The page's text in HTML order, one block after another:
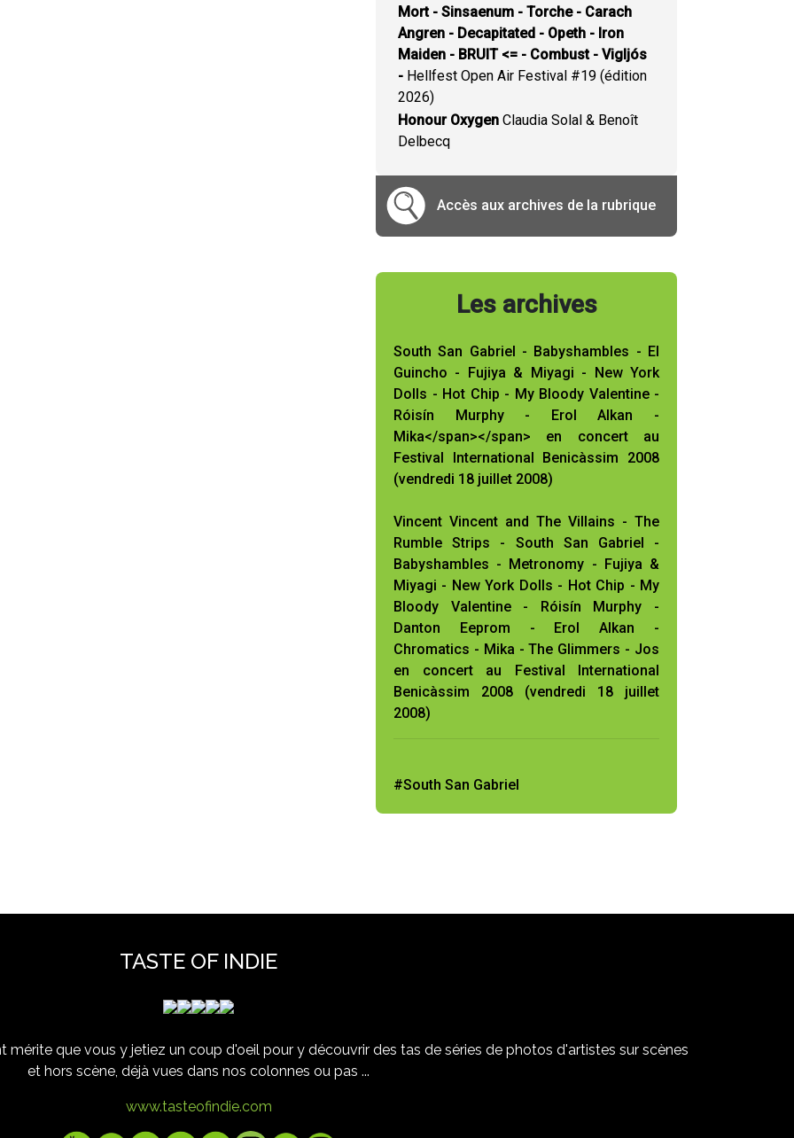
Mort - Sinsaenum - Torche - Carach
Angren - Decapitated - Opeth - Iron
Maiden - BRUIT <= - Combust - Vigljós
- Hellfest Open Air Festival #19 (édition
2026)
Honour Oxygen Claudia Solal & Benoît
Delbecq
Accès aux archives de la rubrique
Les archives
South San Gabriel - Babyshambles - El
Guincho - Fujiya & Miyagi - New York
Dolls - Hot Chip - My Bloody Valentine -
Róisín Murphy - Erol Alkan -
Mika</span></span> en concert au
Festival International Benicàssim 2008
(vendredi 18 juillet 2008)
Vincent Vincent and The Villains - The
Rumble Strips - South San Gabriel -
Babyshambles - Metronomy - Fujiya &
Miyagi - New York Dolls - Hot Chip - My
Bloody Valentine - Róisín Murphy -
Danton Eeprom - Erol Alkan -
Chromatics - Mika - The Glimmers - Jos
en concert au Festival International
Benicàssim 2008 (vendredi 18 juillet
2008)
#South San Gabriel
TASTE OF INDIE
que vous y jetiez un coup d'oeil pour y découvrir des tas de séries de photos d'artistes sur scènes
et hors scène, déjà vues dans nos colonnes ou pas ...
www.tasteofindie.com